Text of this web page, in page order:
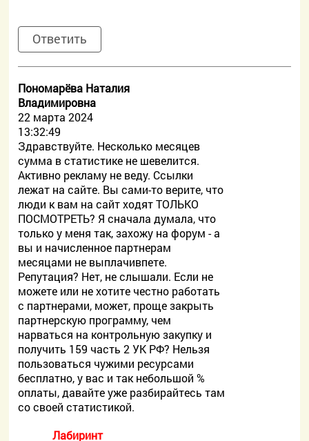
Ответить
Пономарёва Наталия
Владимировна
22 марта 2024
13:32:49
Здравствуйте. Несколько месяцев
сумма в статистике не шевелится.
Активно рекламу не веду. Ссылки
лежат на сайте. Вы сами-то верите, что
люди к вам на сайт ходят ТОЛЬКО
ПОСМОТРЕТЬ? Я сначала думала, что
только у меня так, захожу на форум - а
вы и начисленное партнерам
месяцами не выплачивпете.
Репутация? Нет, не слышали. Если не
можете или не хотите честно работать
с партнерами, может, проще закрыть
партнерскую программу, чем
нарваться на контрольную закупку и
получить 159 часть 2 УК РФ? Нельзя
пользоваться чужими ресурсами
бесплатно, у вас и так небольшой %
оплаты, давайте уже разбирайтесь там
со своей статистикой.
Лабиринт